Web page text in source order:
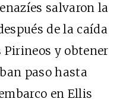
salvaron la
de la caída
Pirineos y obtener
paso hasta
en Ellis